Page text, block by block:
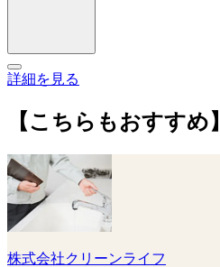
詳細を見る
【こちらもおすすめ】
株式会社クリーンライフ